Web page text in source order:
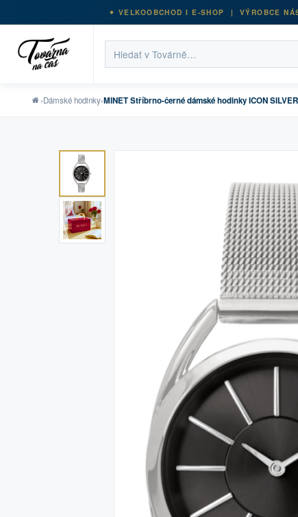
VELKOOBCHOD I E-SHOP | VÝROBCE
›Dámské hodinky›MINET Stříbrno-černé dámské hodinky ICON